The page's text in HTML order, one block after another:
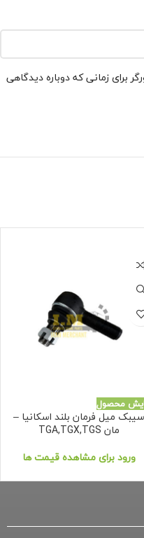
برای زمانی که دوباره دیدگاهی
محصول
سیبک میل فرمان بلند اسکانیا –
مان TGA,TGX,TGS
ورود برای مشاهده قیمت ها